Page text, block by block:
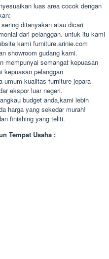
luas area cocok dengan
ditanyakan atau dicari
dari pelanggan. untuk itu kami
kami furniture.arinie.com
showroom gudang kami.
mempunyai semangat kepuasan
kepuasan pelanggan
umum kualitas furniture jepara
ekspor luar negeri.
budget anda,kami lebih
harga yang sekedar murah!
finishing yang teliti.
Tempat Usaha :